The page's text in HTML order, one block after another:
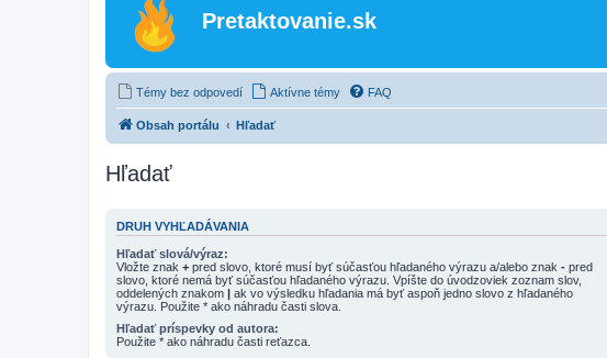
Pretaktovanie.sk
Témy bez odpovedí Aktívne témy FAQ
Obsah portálu Hľadať
Hľadať
DRUH VYHĽADÁVANIA
Hľadať slová/výraz:
Vložte znak + pred slovo, ktoré musí byť súčasťou hľadaného výrazu a/alebo znak - pred
slovo, ktoré nemá byť súčasťou hľadaného výrazu. Vpíšte do úvodzoviek zoznam slov,
oddelených znakom | ak vo výsledku hľadania má byť aspoň jedno slovo z hľadaného
výrazu. Použite * ako náhradu časti slova.
Hľadať príspevky od autora:
Použite * ako náhradu časti reťazca.